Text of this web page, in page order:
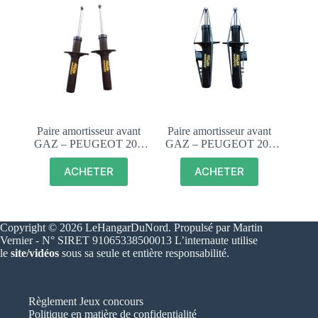
Paire amortisseur avant
GAZ – PEUGEOT 205
TOUS MODELES
SAUF GTI ET DTURBO
– RECORD MAXIGAZ
ACHETER
Paire amortisseur avant
GAZ – PEUGEOT 205
GTI, RALLYE,
DTURBO – SUPER
RECORD MAXIGAZ
ACHETER
Copyright © 2026 LeHangarDuNord. Propulsé par Martin
Vernier - N° SIRET 91065338500013 L’internaute utilise
le site/vidéos sous sa seule et entière responsabilité.
Règlement Jeux concours
Politique en matière de confidentialité